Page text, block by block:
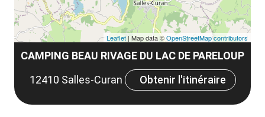
CAMPING BEAU RIVAGE DU LAC DE PARELOUP
12410 Salles-Curan
Obtenir l'itinéraire
Leaflet | Map data ©OpenStreetMap contributors